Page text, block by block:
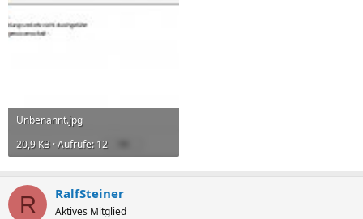
Unbenannt.jpg
20,9 KB · Aufrufe: 12
R RalfSteiner
Aktives Mitglied